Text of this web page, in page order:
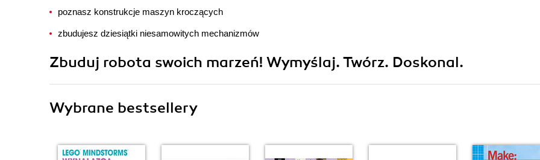
poznasz konstrukcje maszyn kroczących
zbudujesz dziesiątki niesamowitych mechanizmów
Zbuduj robota swoich marzeń! Wymyślaj. Twórz. Doskonal.
Wybrane bestsellery